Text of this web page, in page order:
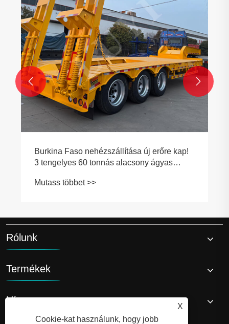
Burkina Faso nehézszállítása új erőre kap!
3 tengelyes 60 tonnás alacsony ágyas
Mutass többet >>
 
Rólunk
Termékek
Hír
X
Cookie-kat használunk, hogy jobb